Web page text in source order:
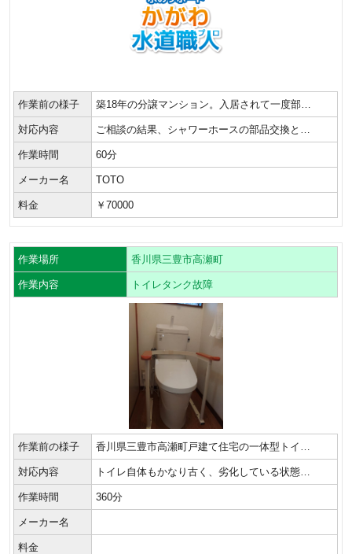
作業前の様子 築18年の分譲マンション。入居されて一度部…
対応内容 ご相談の結果、シャワーホースの部品交換と…
作業時間 60分
メーカー名 TOTO
料金 ￥70000
作業場所 香川県三豊市高瀬町
作業内容 トイレタンク故障
作業前の様子 香川県三豊市高瀬町戸建て住宅の一体型トイ…
対応内容 トイレ自体もかなり古く、劣化している状態…
作業時間 360分
メーカー名
料金